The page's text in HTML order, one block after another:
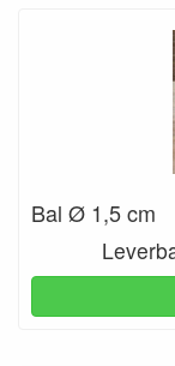
Bal Ø 1,5 cm